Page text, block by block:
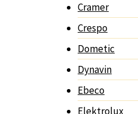
Cramer
Crespo
Dometic
Dynavin
Ebeco
Elektrolux